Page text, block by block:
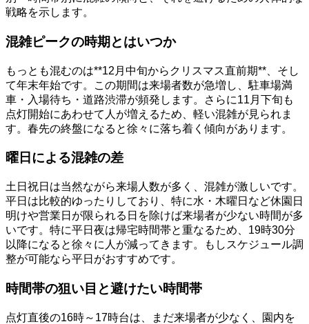
戦略を示します。
混雑ピークの時期とはいつか
もっとも混むのは**12月中旬からクリスマス直前期**、そし
て年末年始です。この期間は来場者数が急増し、駐車場満
車・入場待ち・道路渋滞が頻発します。さらに11月下旬も
点灯開始にあわせて人が増えるため、軽い混雑が見られま
す。春先の終盤になると徐々に落ち着く傾向があります。
曜日による混雑の差
土日祝日は当然ながら来場人数が多く、混雑が激しいです。
平日は比較的ゆったりしており、特に水・木曜日など休園日
明けや営業日が限られる日を除けば来場者が少ない時間が多
いです。特に平日夜は帰宅時間帯と重なるため、19時30分
以降になると徐々に人が減ってきます。もしスケジュール調
整が可能なら平日がおすすめです。
時間帯の狙い目と避けたい時間帯
点灯直後の16時～17時台は、まだ来場者が少なく、園内を